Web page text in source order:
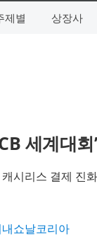
제별 상장사
세계대회
시리스 결제 진
쇼날코리아